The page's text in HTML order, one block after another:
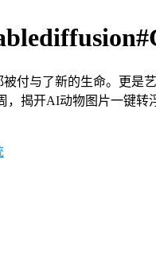
与了新的生命。更是艺
揭开AI动物图片一键